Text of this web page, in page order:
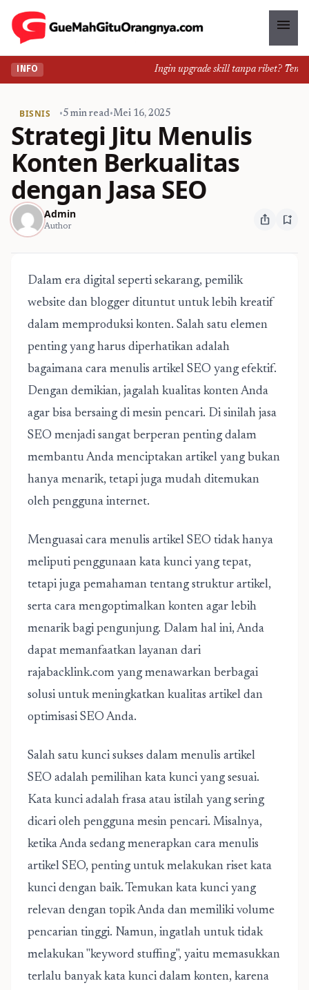
menu
INFO Ingin upgrade skill tanpa ribet?
BISNIS •5 min read•Mei 16, 2025
Strategi Jitu Menulis
Konten Berkualitas
dengan Jasa SEO
Admin
Author ios_share bookmark_add
Dalam era digital seperti sekarang, pemilik
website dan blogger dituntut untuk lebih kreatif
dalam memproduksi konten. Salah satu elemen
penting yang harus diperhatikan adalah
bagaimana cara menulis artikel SEO yang efektif.
Dengan demikian, jagalah kualitas konten Anda
agar bisa bersaing di mesin pencari. Di sinilah jasa
SEO menjadi sangat berperan penting dalam
membantu Anda menciptakan artikel yang bukan
hanya menarik, tetapi juga mudah ditemukan
oleh pengguna internet.
Menguasai cara menulis artikel SEO tidak hanya
meliputi penggunaan kata kunci yang tepat,
tetapi juga pemahaman tentang struktur artikel,
serta cara mengoptimalkan konten agar lebih
menarik bagi pengunjung. Dalam hal ini, Anda
dapat memanfaatkan layanan dari
rajabacklink.com yang menawarkan berbagai
solusi untuk meningkatkan kualitas artikel dan
optimisasi SEO Anda.
Salah satu kunci sukses dalam menulis artikel
SEO adalah pemilihan kata kunci yang sesuai.
Kata kunci adalah frasa atau istilah yang sering
dicari oleh pengguna mesin pencari. Misalnya,
ketika Anda sedang menerapkan cara menulis
artikel SEO, penting untuk melakukan riset kata
kunci dengan baik. Temukan kata kunci yang
relevan dengan topik Anda dan memiliki volume
pencarian tinggi. Namun, ingatlah untuk tidak
melakukan "keyword stuffing", yaitu memasukkan
terlalu banyak kata kunci dalam konten, karena